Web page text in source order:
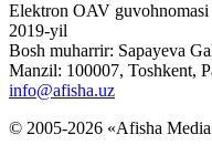
Elektron OAV
2019-yil
Bosh muharrir: Sapayeva
Manzil: 100007, Toshkent,
info@afisha.uz
© 2005-2026 «Afisha